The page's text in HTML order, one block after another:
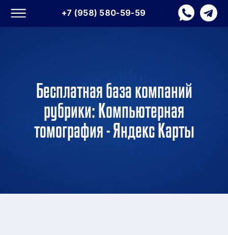
+7 (958) 580-59-59
Бесплатная база компаний
рубрики: Компьютерная
томография - Яндекс Карты